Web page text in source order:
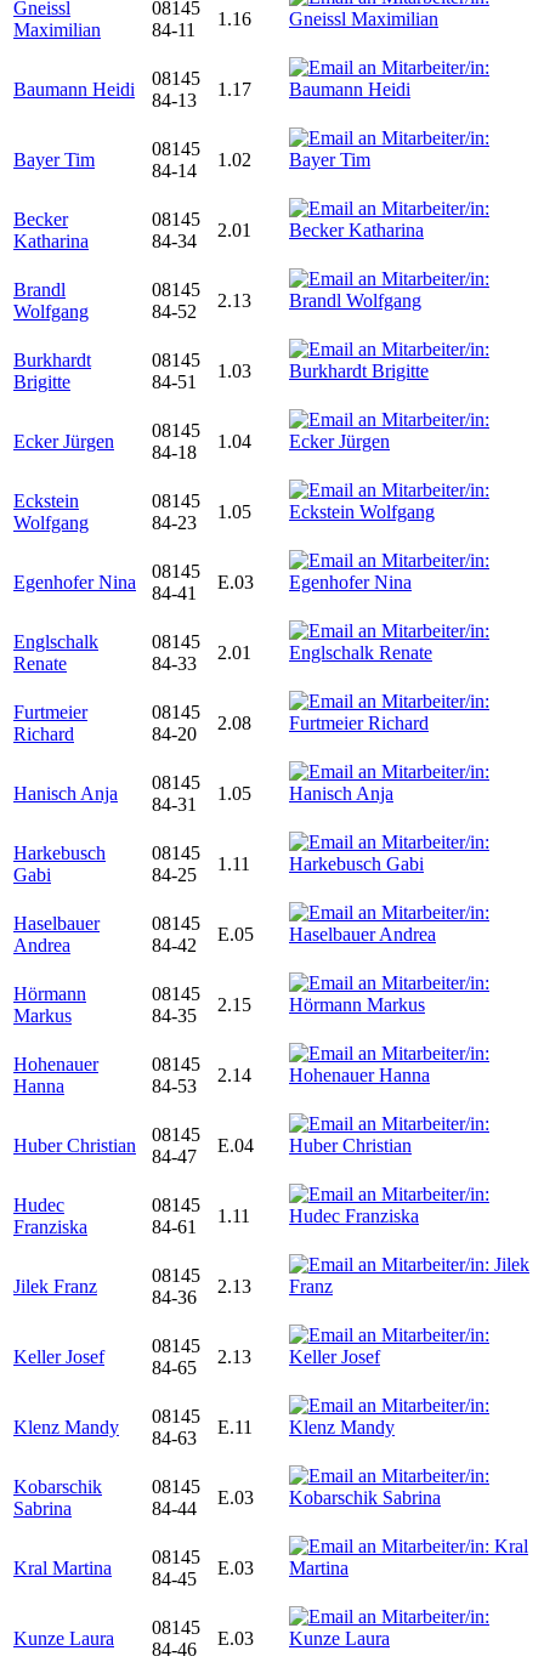
Gneissl
Maximilian
08145
84-11
1.16
Baumann Heidi
08145
84-13
1.17
Bayer Tim
08145
84-14
1.02
Becker
Katharina
08145
84-34
2.01
Brandl
Wolfgang
08145
84-52
2.13
Burkhardt
Brigitte
08145
84-51
1.03
Ecker Jürgen
08145
84-18
1.04
Eckstein
Wolfgang
08145
84-23
1.05
Egenhofer Nina
08145
84-41
E.03
Englschalk
Renate
08145
84-33
2.01
Furtmeier
Richard
08145
84-20
2.08
Hanisch Anja
08145
84-31
1.05
Harkebusch
Gabi
08145
84-25
1.11
Haselbauer
Andrea
08145
84-42
E.05
Hörmann
Markus
08145
84-35
2.15
Hohenauer
Hanna
08145
84-53
2.14
Huber Christian
08145
84-47
E.04
Hudec
Franziska
08145
84-61
1.11
Jilek Franz
08145
84-36
2.13
Keller Josef
08145
84-65
2.13
Klenz Mandy
08145
84-63
E.11
Kobarschik
Sabrina
08145
84-44
E.03
Kral Martina
08145
84-45
E.03
Kunze Laura
08145
84-46
E.03